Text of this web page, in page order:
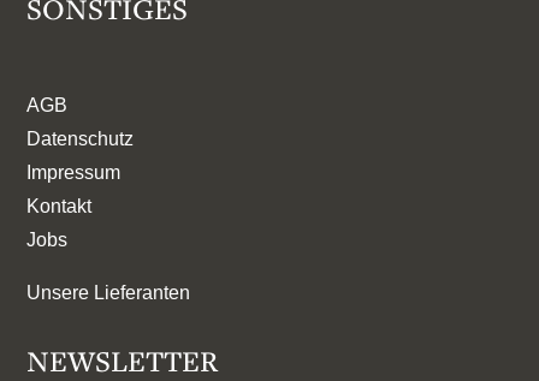
SONSTIGES
AGB
Datenschutz
Impressum
Kontakt
Jobs
Unsere Lieferanten
NEWSLETTER